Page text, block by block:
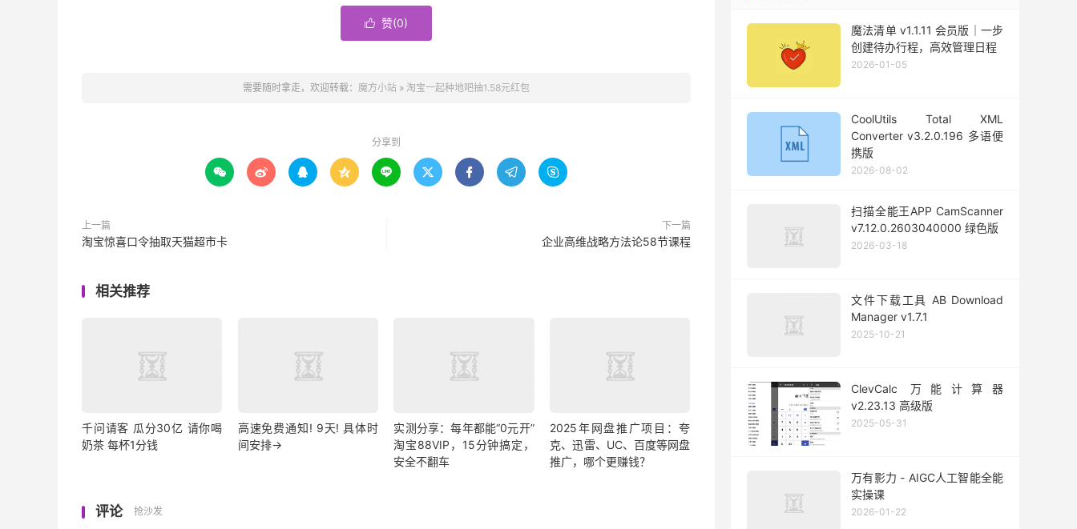
 赞(0)
需要随时拿走，欢迎转载： 魔方小站 » 淘宝一起种地吧抽1.58元红包
分享到
        
上一篇
淘宝惊喜口令抽取天猫超市卡
下一篇
企业高维战略方法论58节课程
相关推荐
千问请客 瓜分30亿 请你喝
奶茶 每杯1分钱
高速免费通知! 9天! 具体时
间安排→
实测分享：每年都能“0元开”
淘宝88VIP，15分钟搞定，
安全不翻车
2025年网盘推广项目：夸
克、迅雷、UC、百度等网盘
推广，哪个更赚钱？
评论 抢沙发
魔法清单 v1.1.11 会员版｜一步
创建待办行程，高效管理日程
2026-01-05
CoolUtils Total XML
Converter v3.2.0.196 多语便
携版
2026-08-02
扫描全能王APP CamScanner
v7.12.0.2603040000 绿色版
2026-03-18
文件下载工具 AB Download
Manager v1.7.1
2025-10-21
ClevCalc 万能计算器
v2.23.13 高级版
2025-05-31
万有影力 - AIGC人工智能全能
实操课
2026-01-22